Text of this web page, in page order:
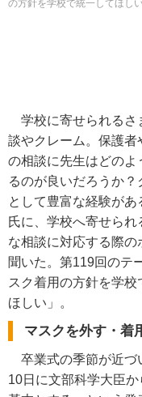
の方針を学校で統一してほしい
学校に寄せられるさ
談やクレーム。保護者
の相談に先生はどのよ
るのが良いだろうか？
として豊富な経験があ
氏に、学校へ寄せられ
な相談に対応する際の
聞いた。第119回のテ
スク着用の方針を学校
ほしい」。
マスクを外す・着
卒業式の季節が近づ
10日に文部科学大臣